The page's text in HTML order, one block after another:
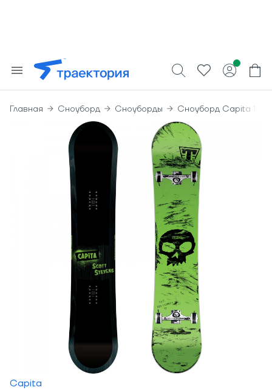
Главная Сноуборд Сноуборды Сноуборд Capita 10Y
Capita